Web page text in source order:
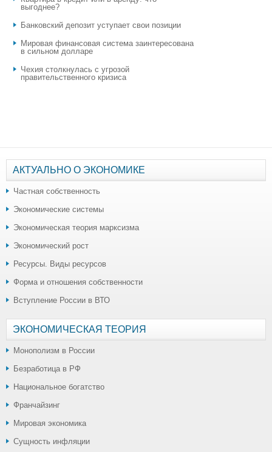
выгоднее?
​Банковский депозит уступает свои позиции
Мировая финансовая система заинтересована
в сильном долларе
Чехия столкнулась с угрозой
правительственного кризиса
АКТУАЛЬНО О ЭКОНОМИКЕ
Частная собственность
Экономические системы
Экономическая теория марксизма
Экономический рост
Ресурсы. Виды ресурсов
Форма и отношения собственности
Вступление России в ВТО
ЭКОНОМИЧЕСКАЯ ТЕОРИЯ
Монополизм в России
Безработица в РФ
Национальное богатство
Франчайзинг
Мировая экономика
Сущность инфляции